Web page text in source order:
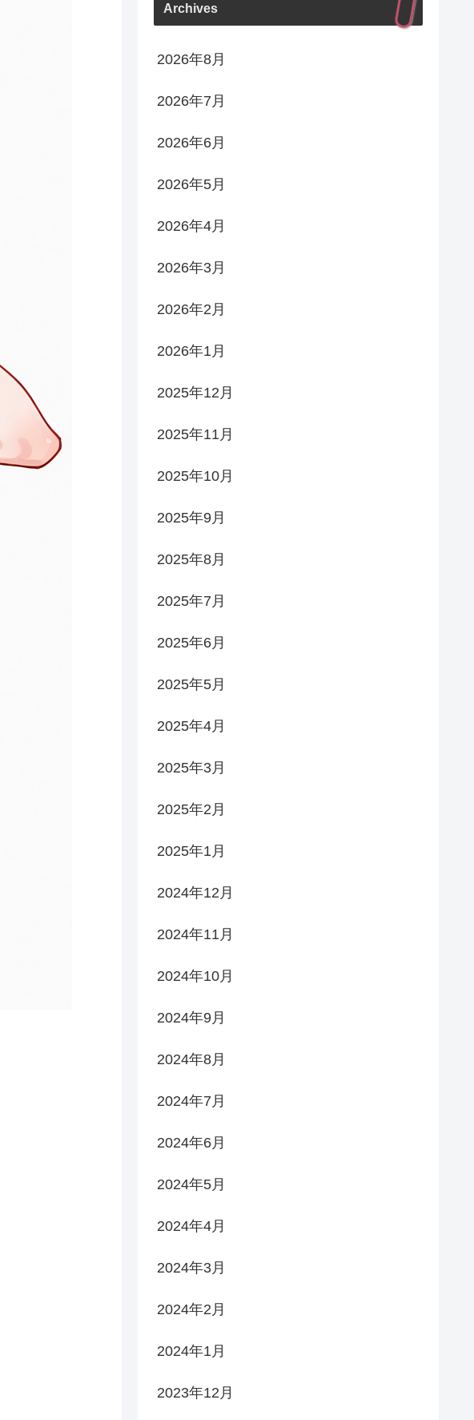
Archives
2026年8月
2026年7月
2026年6月
2026年5月
2026年4月
2026年3月
2026年2月
2026年1月
2025年12月
2025年11月
2025年10月
2025年9月
2025年8月
2025年7月
2025年6月
2025年5月
2025年4月
2025年3月
2025年2月
2025年1月
2024年12月
2024年11月
2024年10月
2024年9月
2024年8月
2024年7月
2024年6月
2024年5月
2024年4月
2024年3月
2024年2月
2024年1月
2023年12月